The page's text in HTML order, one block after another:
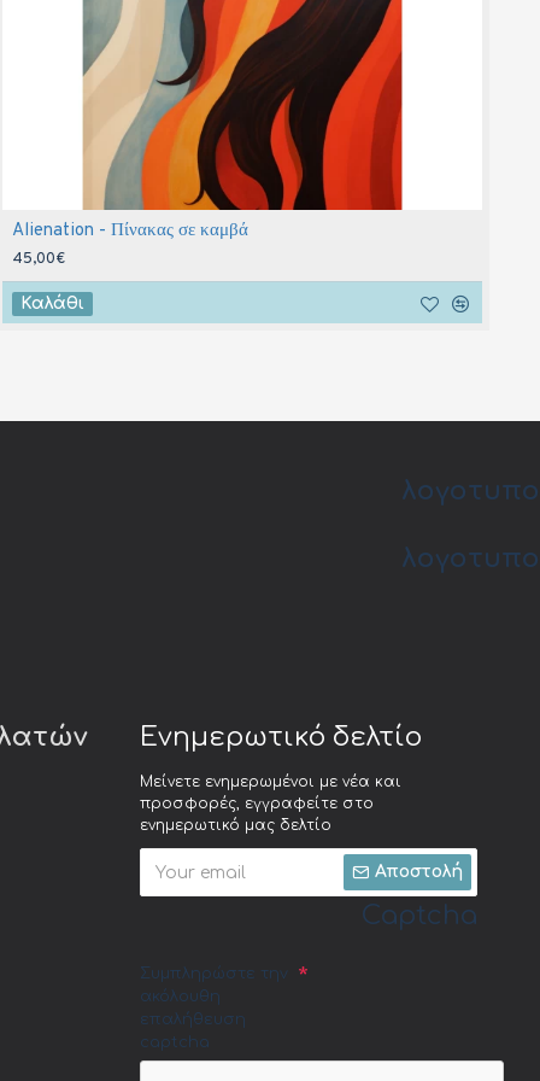
Alienation - Πίνακας σε καμβά
45,00€
Καλάθι
λογοτυπο
λογοτυπο
Ενημερωτικό δελτίο
Μείνετε ενημερωμένοι με νέα και
προσφορές, εγγραφείτε στο
ενημερωτικό μας δελτίο
Αποστολή
Captcha
Συμπληρώστε την
ακόλουθη
επαλήθευση
captcha